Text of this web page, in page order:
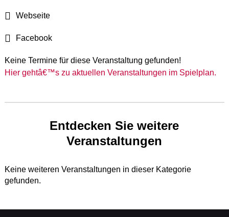
Webseite
Facebook
Keine Termine für diese Veranstaltung gefunden!
Hier gehtâ€™s zu aktuellen Veranstaltungen im Spielplan.
Entdecken Sie weitere
Veranstaltungen
Keine weiteren Veranstaltungen in dieser Kategorie
gefunden.